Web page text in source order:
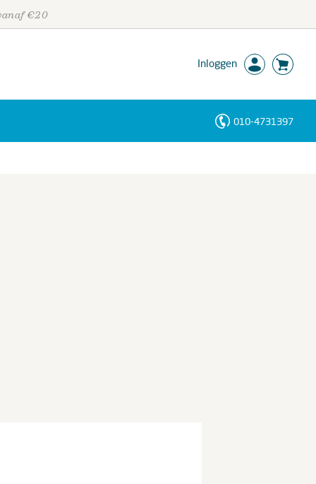
€20
Inloggen
010-4731397
Personen